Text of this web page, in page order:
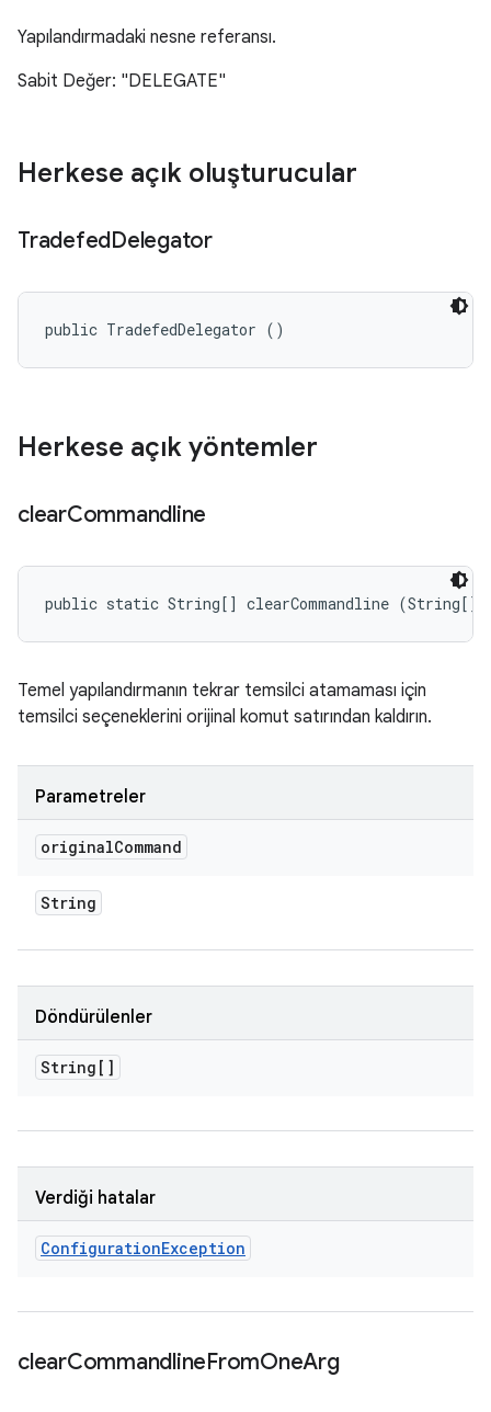
Yapılandırmadaki nesne referansı.
Sabit Değer: "DELEGATE"
Herkese açık oluşturucular
TradefedDelegator
public TradefedDelegator ()
Herkese açık yöntemler
clearCommandline
public static String[] clearCommandline (String[]
Temel yapılandırmanın tekrar temsilci atamaması için
temsilci seçeneklerini orijinal komut satırından kaldırın.
Parametreler
originalCommand
String
Döndürülenler
String[]
Verdiği hatalar
ConfigurationException
clearCommandlineFromOneArg